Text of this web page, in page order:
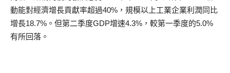
動能對經濟增長貢獻率超過40%，規模以上工業企業利潤同比
增長18.7%。但第二季度GDP增速4.3%，較第一季度的5.0%
有所回落。